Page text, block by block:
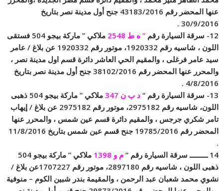
عنها المحضر رقم 43183/2016 جنح أول مدينة نصر بتاريخ
30/9/2016 .
12- سرقة السيارة رقم
” ه ط 2548
ملاكي ” ماركة بيجو 504 فستقى
اللون ، شاسيه رقم 1920332، موتور رقم 1920332 عن بلاغ / عامر
سيد عامر فرغلى ، والمقيم الحي العاشر دائرة قسم اول مدينة نصر ،
والمحرر عنها المحضر رقم 38102/2016 جنح أول مدينة نصر بتاريخ
4/8/2016 .
13- سرقة السيارة رقم “
د ب ن 347
ملاكي ” ماركة بيجو 504 ذهبى
اللون، شاسيه رقم 2975182، موتور رقم 2975182 عن بلاغ / إيهاب
تامر شكري جرجس ، والمقيم دائرة قسم عين شمس ، والمحرر عنها
المحضر رقم 19785/2016 جنح قسم عين شمس بتاريخ 11/8/2016
.
14 ـــــــــ سرقة السيارة رقم “
م و 1398
ملاكي ” ماركة بيجو 504
ذهبى اللون ، شاسيه رقم 2897180، موتور رقم 1707227عن بلاغ /
نشوي محمد شعبان عبد الرحمن ، والمقيمة بندر شبين الكوم – منوفية